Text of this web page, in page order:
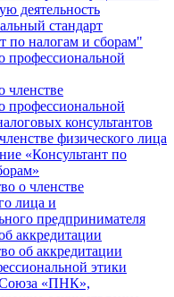
деятельность
стандарт
по налогам и сборам"
профессиональной
членстве
профессиональной
консультантов
физического лица
«Консультант по
о членстве
лица и
предпринимателя
аккредитации
об аккредитации
этики
«ПНК»,